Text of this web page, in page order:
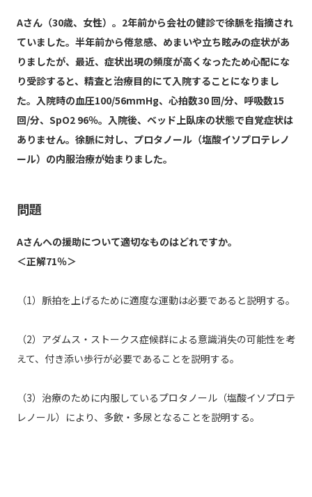
Aさん（30歳、女性）。2年前から会社の健診で徐脈を指摘され
ていました。半年前から倦怠感、めまいや立ち眩みの症状があ
りましたが、最近、症状出現の頻度が高くなったため心配にな
り受診すると、精査と治療目的にて入院することになりまし
た。入院時の血圧100/56mmHg、心拍数30 回/分、呼吸数15
回/分、SpO2 96％。入院後、ベッド上臥床の状態で自覚症状は
ありません。徐脈に対し、プロタノール（塩酸イソプロテレノ
ール）の内服治療が始まりました。
問題
Aさんへの援助について適切なものはどれですか。
＜正解71％＞
（1）脈拍を上げるために適度な運動は必要であると説明する。
（2）アダムス・ストークス症候群による意識消失の可能性を考
えて、付き添い歩行が必要であることを説明する。
（3）治療のために内服しているプロタノール（塩酸イソプロテ
レノール）により、多飲・多尿となることを説明する。